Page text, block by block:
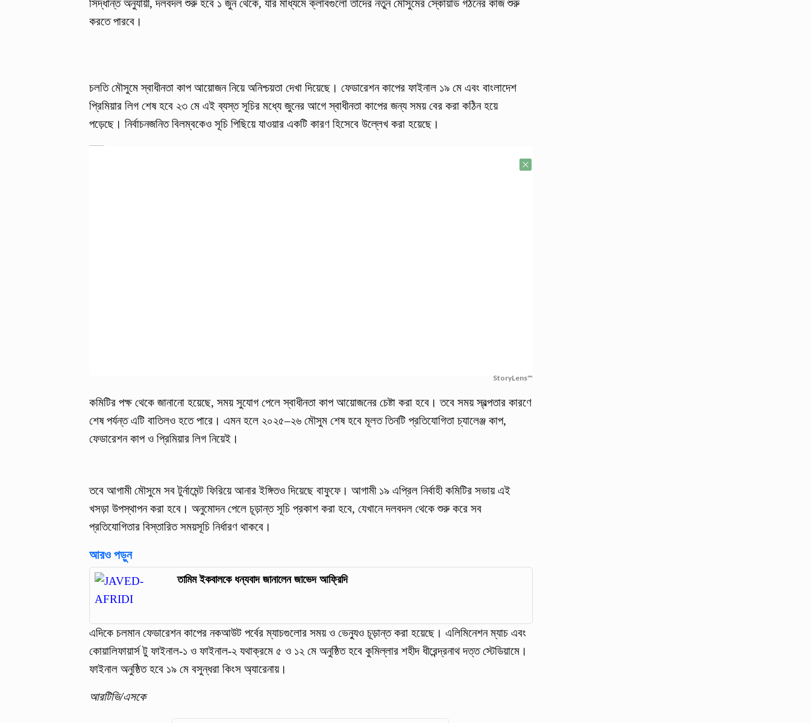
সিদ্ধান্ত অনুযায়ী, দলবদল শুরু হবে ১ জুন থেকে, যার মাধ্যমে ক্লাবগুলো তাদের নতুন মৌসুমের স্কোয়াড গঠনের কাজ শুরু
করতে পারবে।
চলতি মৌসুমে স্বাধীনতা কাপ আয়োজন নিয়ে অনিশ্চয়তা দেখা দিয়েছে। ফেডারেশন কাপের ফাইনাল ১৯ মে এবং বাংলাদেশ
প্রিমিয়ার লিগ শেষ হবে ২৩ মে এই ব্যস্ত সূচির মধ্যে জুনের আগে স্বাধীনতা কাপের জন্য সময় বের করা কঠিন হয়ে
পড়েছে। নির্বাচনজনিত বিলম্বকেও সূচি পিছিয়ে যাওয়ার একটি কারণ হিসেবে উল্লেখ করা হয়েছে।
StoryLens™
কমিটির পক্ষ থেকে জানানো হয়েছে, সময় সুযোগ পেলে স্বাধীনতা কাপ আয়োজনের চেষ্টা করা হবে। তবে সময় স্বল্পতার কারণে
শেষ পর্যন্ত এটি বাতিলও হতে পারে। এমন হলে ২০২৫–২৬ মৌসুম শেষ হবে মূলত তিনটি প্রতিযোগিতা চ্যালেঞ্জ কাপ,
ফেডারেশন কাপ ও প্রিমিয়ার লিগ নিয়েই।
তবে আগামী মৌসুমে সব টুর্নামেন্ট ফিরিয়ে আনার ইঙ্গিতও দিয়েছে বাফুফে। আগামী ১৯ এপ্রিল নির্বাহী কমিটির সভায় এই
খসড়া উপস্থাপন করা হবে। অনুমোদন পেলে চূড়ান্ত সূচি প্রকাশ করা হবে, যেখানে দলবদল থেকে শুরু করে সব
প্রতিযোগিতার বিস্তারিত সময়সূচি নির্ধারণ থাকবে।
আরও পড়ুন
তামিম ইকবালকে ধন্যবাদ জানালেন জাভেদ আফ্রিদি
এদিকে চলমান ফেডারেশন কাপের নকআউট পর্বের ম্যাচগুলোর সময় ও ভেন্যুও চূড়ান্ত করা হয়েছে। এলিমিনেশন ম্যাচ এবং
কোয়ালিফায়ার্স টু ফাইনাল-১ ও ফাইনাল-২ যথাক্রমে ৫ ও ১২ মে অনুষ্ঠিত হবে কুমিল্লার শহীদ ধীরেন্দ্রনাথ দত্ত স্টেডিয়ামে।
ফাইনাল অনুষ্ঠিত হবে ১৯ মে বসুন্ধরা কিংস অ্যারেনায়।
আরটিভি/এসকে